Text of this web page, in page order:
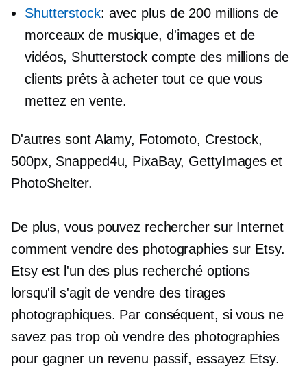
Shutterstock: avec plus de 200 millions de
morceaux de musique, d'images et de
vidéos, Shutterstock compte des millions de
clients prêts à acheter tout ce que vous
mettez en vente.
D'autres sont Alamy, Fotomoto, Crestock,
500px, Snapped4u, PixaBay, GettyImages et
PhotoShelter.
De plus, vous pouvez rechercher sur Internet
comment vendre des photographies sur Etsy.
Etsy est l'un des plus recherchéoptions
lorsqu'il s'agit de vendre des tirages
photographiques. Par conséquent, si vous ne
savez pas trop où vendre des photographies
pour gagner un revenu passif, essayez Etsy.